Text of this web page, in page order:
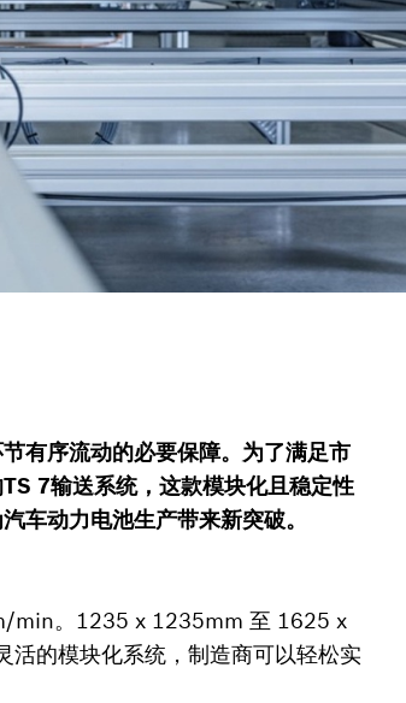
有序流动的必要保障。为了满足市
7输送系统，这款模块化且稳定性
车动力电池生产带来新突破。
min。1235 x 1235mm 至 1625 x
的模块化系统，制造商可以轻松实